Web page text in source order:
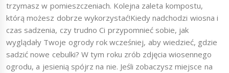
trzymasz w pomieszczeniach. Kolejna zaleta kompostu,
którą możesz dobrze wykorzystać!Kiedy nadchodzi wiosna i
czas sadzenia, czy trudno Ci przypomnieć sobie, jak
wyglądały Twoje ogrody rok wcześniej, aby wiedzieć, gdzie
sadzić nowe cebulki? W tym roku zrób zdjęcia wiosennego
ogrodu, a jesienią spójrz na nie. Jeśli zobaczysz miejsce na